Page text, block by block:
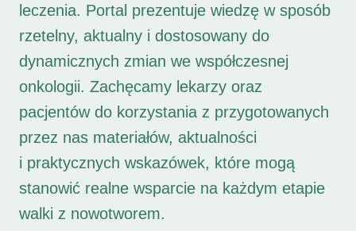
leczenia. Portal prezentuje wiedzę w sposób
rzetelny, aktualny i dostosowany do
dynamicznych zmian we współczesnej
onkologii. Zachęcamy lekarzy oraz
pacjentów do korzystania z przygotowanych
przez nas materiałów, aktualności
i praktycznych wskazówek, które mogą
stanowić realne wsparcie na każdym etapie
walki z nowotworem.